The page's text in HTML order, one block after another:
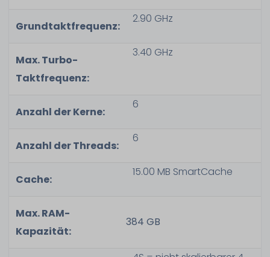
Grundtaktfrequenz:
2.90 GHz
Max. Turbo-
Taktfrequenz:
3.40 GHz
Anzahl der Kerne:
6
Anzahl der Threads:
6
Cache:
15.00 MB SmartCache
Max. RAM-
Kapazität:
384 GB